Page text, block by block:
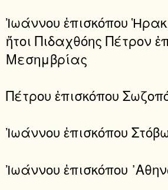
Ἰωάννου ἐπισκόπου
ἤτοι Πιδαχθόης Πέτρον
Μεσημβρίας
Πέτρου ἐπισκόπου
Ἰωάννου ἐπισκόπου
Ἰωάννου ἐπισκόπου